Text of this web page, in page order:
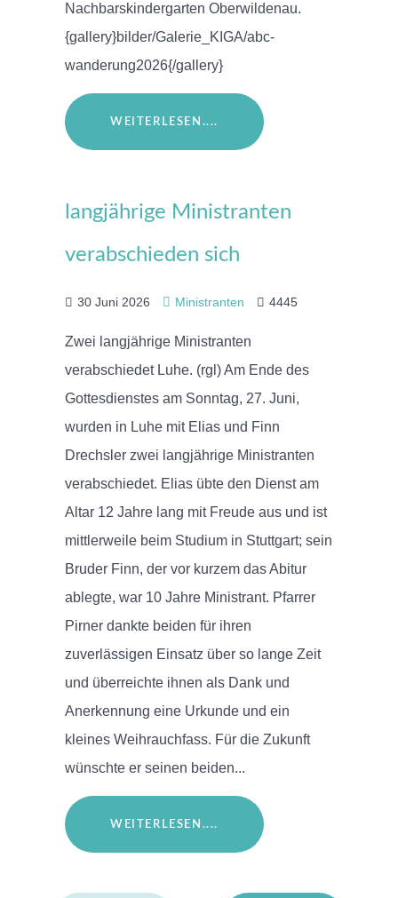
Nachbarskindergarten Oberwildenau.
{gallery}bilder/Galerie_KIGA/abc-
wanderung2026{/gallery}
WEITERLESEN....
langjährige Ministranten
verabschieden sich
30 Juni 2026 Ministranten 4445
Zwei langjährige Ministranten
verabschiedet Luhe. (rgl) Am Ende des
Gottesdienstes am Sonntag, 27. Juni,
wurden in Luhe mit Elias und Finn
Drechsler zwei langjährige Ministranten
verabschiedet. Elias übte den Dienst am
Altar 12 Jahre lang mit Freude aus und ist
mittlerweile beim Studium in Stuttgart; sein
Bruder Finn, der vor kurzem das Abitur
ablegte, war 10 Jahre Ministrant. Pfarrer
Pirner dankte beiden für ihren
zuverlässigen Einsatz über so lange Zeit
und überreichte ihnen als Dank und
Anerkennung eine Urkunde und ein
kleines Weihrauchfass. Für die Zukunft
wünschte er seinen beiden...
WEITERLESEN....